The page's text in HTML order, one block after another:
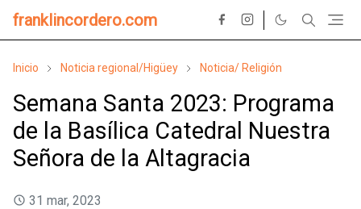
franklincordero.com
Inicio Noticia regional/Higüey Noticia/ Religión
Semana Santa 2023: Programa
de la Basílica Catedral Nuestra
Señora de la Altagracia
31 mar, 2023